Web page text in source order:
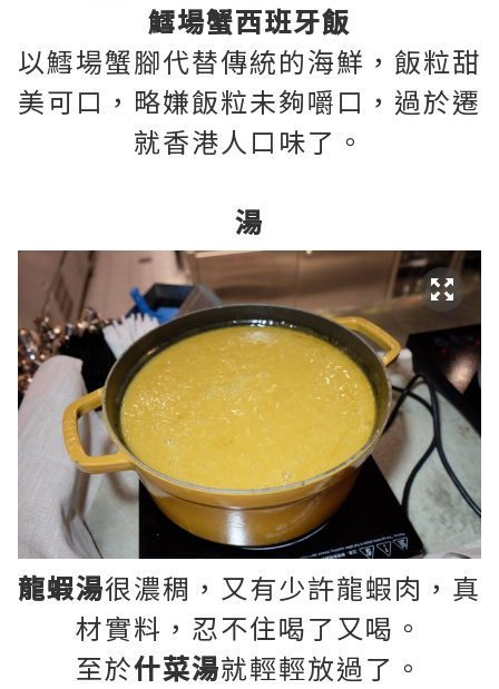
鱈場蟹西班牙飯
以鱈場蟹腳代替傳統的海鮮，飯粒甜
美可口，略嫌飯粒未夠嚼口，過於遷
就香港人口味了。
湯
龍蝦湯很濃稠，又有少許龍蝦肉，真
材實料，忍不住喝了又喝。
至於什菜湯就輕輕放過了。